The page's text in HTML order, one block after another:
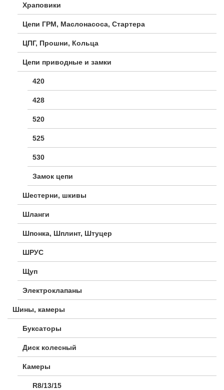
Храповики
Цепи ГРМ, Маслонасоса, Стартера
ЦПГ, Прошни, Кольца
Цепи приводные и замки
420
428
520
525
530
Замок цепи
Шестерни, шкивы
Шланги
Шпонка, Шплинт, Штуцер
ШРУС
Щуп
Электроклапаны
Шины, камеры
Буксаторы
Диск колесный
Камеры
R8/13/15